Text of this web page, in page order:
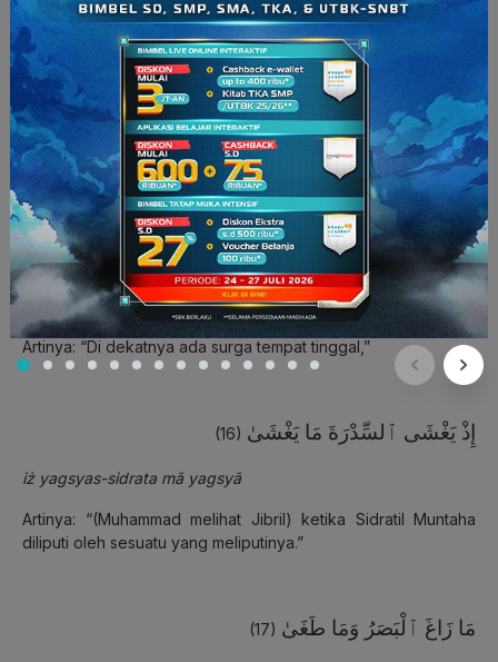
(14)عِندَ سِدْرَةِ ٱلْمُنتَهَىٰ
‘inda sidratil-muntahā
Artinya: “(yaitu) di Sidratil Muntaha.”
(15) عِندَهَا جَنَّةُ ٱلْمَأْوَىٰٓ
‘indahā jannatul-ma`wā
Artinya: “Di dekatnya ada surga tempat tinggal,”
(16) إِذْ يَغْشَى ٱلسِّدْرَةَ مَا يَغْشَىٰ
iż yagsyas-sidrata mā yagsyā
Artinya: “(Muhammad melihat Jibril) ketika Sidratil Muntaha
diliputi oleh sesuatu yang meliputinya.”
(17) مَا زَاغَ ٱلْبَصَرُ وَمَا طَغَىٰ